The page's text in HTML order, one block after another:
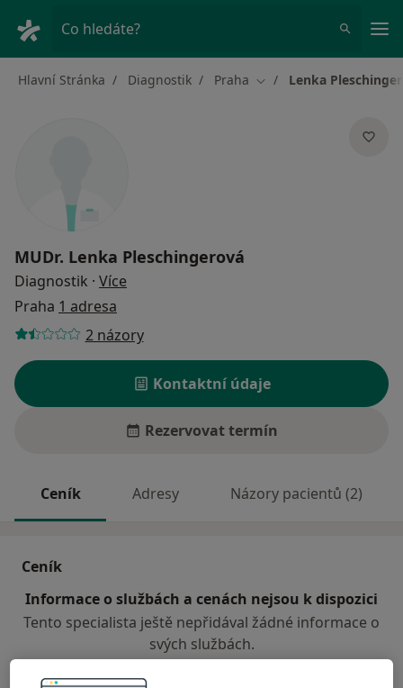
Co hledáte?
Hlavní Stránka Diagnostik Praha Změna města
Lenka
MUDr. Lenka Pleschingerová
Diagnostik · Více
Praha 1 adresa
2 názory
Kontaktní údaje
Rezervovat termín
Ceník Adresy Názory pacientů (2)
Ceník
Informace o službách a cenách nejsou k dispozici
Tento specialista ještě nepřidával žádné informace o
svých službách.